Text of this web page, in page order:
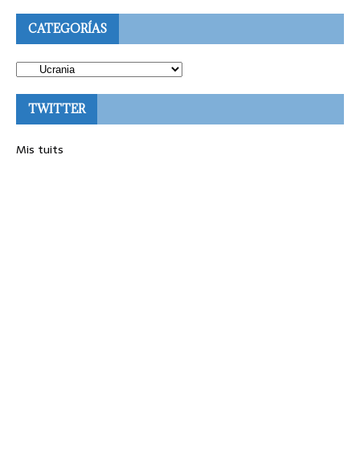
CATEGORÍAS
TWITTER
Mis tuits